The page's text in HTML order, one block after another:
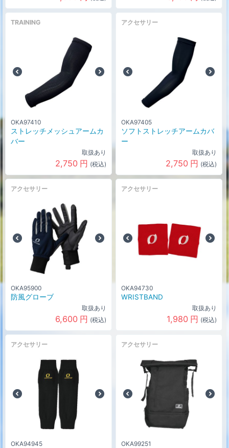
TRAINING
OKA97410
ストレッチメッシュアームカ
バー
取扱あり
2,750 円 (税込)
アクセサリー
OKA97405
ソフトストレッチアームカバ
ー
取扱あり
2,750 円 (税込)
アクセサリー
OKA95900
防風グローブ
取扱あり
6,600 円 (税込)
アクセサリー
OKA94730
WRISTBAND
取扱あり
1,980 円 (税込)
アクセサリー
OKA94945
アクセサリー
OKA99251